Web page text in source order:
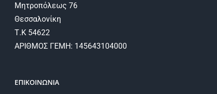
Μητροπόλεως 76
Θεσσαλονίκη
Τ.Κ 54622
ΑΡΙΘΜΟΣ ΓΕΜΗ: 145643104000
ΕΠΙΚΟΙΝΩΝΙΑ